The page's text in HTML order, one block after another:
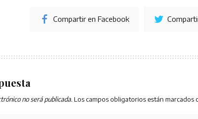
Compartir en Facebook
no será publicada. Los campos obligatorios están marcados